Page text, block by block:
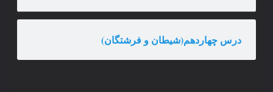
درس چهاردهم(شیطان و فرشتگان)